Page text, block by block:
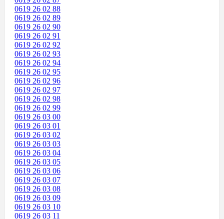
0619 26 02 88
0619 26 02 89
0619 26 02 90
0619 26 02 91
0619 26 02 92
0619 26 02 93
0619 26 02 94
0619 26 02 95
0619 26 02 96
0619 26 02 97
0619 26 02 98
0619 26 02 99
0619 26 03 00
0619 26 03 01
0619 26 03 02
0619 26 03 03
0619 26 03 04
0619 26 03 05
0619 26 03 06
0619 26 03 07
0619 26 03 08
0619 26 03 09
0619 26 03 10
0619 26 03 11